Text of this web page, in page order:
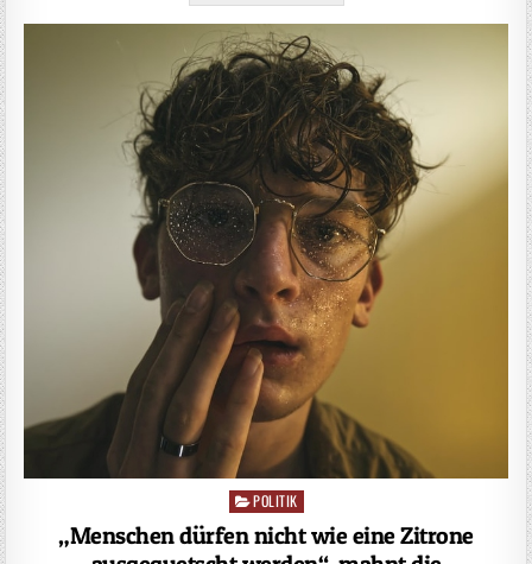
Posted
POLITIK
„Menschen dürfen nicht wie eine Zitrone